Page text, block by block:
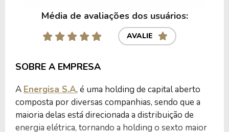
Média de avaliações dos usuários:
AVALIE
SOBRE A EMPRESA
A Energisa S.A, é uma holding de capital aberto
composta por diversas companhias, sendo que a
maioria delas está direcionada a distribuição de
energia elétrica, tornando a holding o sexto maior